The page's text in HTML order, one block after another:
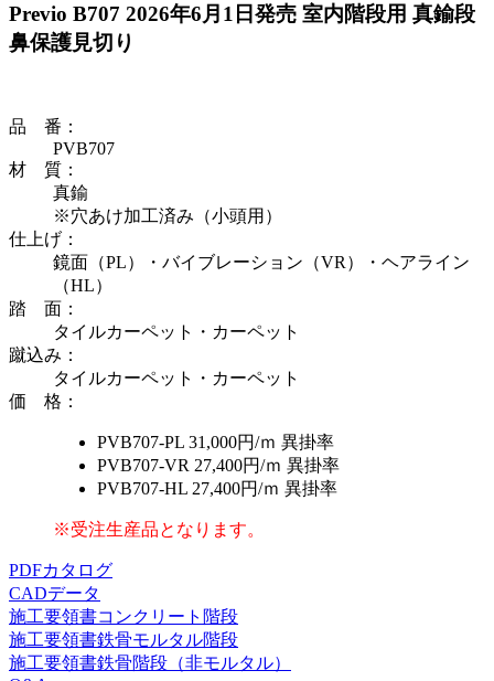
Previo B707 2026年6月1日発売 室内階段用 真鍮段
鼻保護見切り
品 番 ：
PVB707
材 質 ：
真鍮
※穴あけ加工済み（小頭用）
仕上げ ：
鏡面（PL）・バイブレーション（VR）・ヘアライン
（HL）
踏 面 ：
タイルカーペット・カーペット
蹴込み ：
タイルカーペット・カーペット
価 格 ：
PVB707-PL 31,000円/ｍ 異掛率
PVB707-VR 27,400円/ｍ 異掛率
PVB707-HL 27,400円/ｍ 異掛率
※受注生産品となります。
PDFカタログ
CADデータ
施工要領書コンクリート階段
施工要領書鉄骨モルタル階段
施工要領書鉄骨階段（非モルタル）